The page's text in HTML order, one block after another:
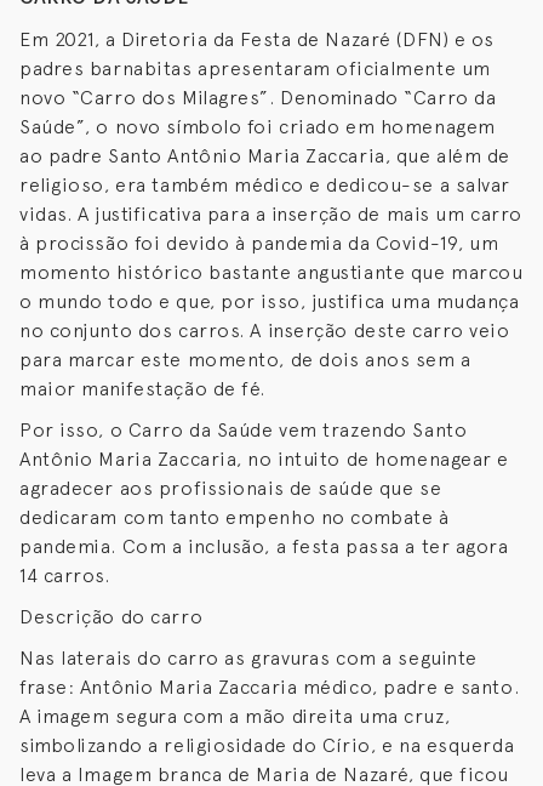
Em 2021, a Diretoria da Festa de Nazaré (DFN) e os
padres barnabitas apresentaram oficialmente um
novo “Carro dos Milagres”. Denominado “Carro da
Saúde”, o novo símbolo foi criado em homenagem
ao padre Santo Antônio Maria Zaccaria, que além de
religioso, era também médico e dedicou-se a salvar
vidas. A justificativa para a inserção de mais um carro
à procissão foi devido à pandemia da Covid-19, um
momento histórico bastante angustiante que marcou
o mundo todo e que, por isso, justifica uma mudança
no conjunto dos carros. A inserção deste carro veio
para marcar este momento, de dois anos sem a
maior manifestação de fé.
Por isso, o Carro da Saúde vem trazendo Santo
Antônio Maria Zaccaria, no intuito de homenagear e
agradecer aos profissionais de saúde que se
dedicaram com tanto empenho no combate à
pandemia. Com a inclusão, a festa passa a ter agora
14 carros.
Descrição do carro
Nas laterais do carro as gravuras com a seguinte
frase: Antônio Maria Zaccaria médico, padre e santo.
A imagem segura com a mão direita uma cruz,
simbolizando a religiosidade do Círio, e na esquerda
leva a Imagem branca de Maria de Nazaré, que ficou